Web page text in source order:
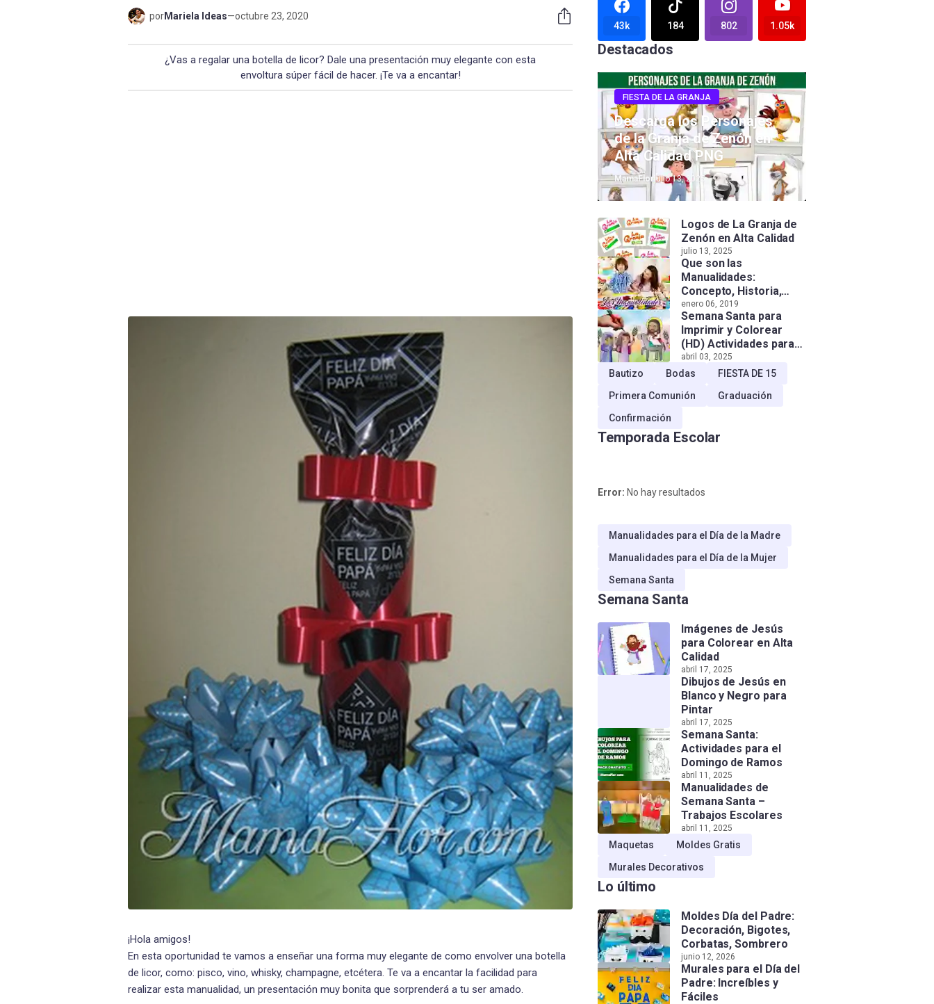
porMariela Ideas—octubre 23, 2020
¿Vas a regalar una botella de licor? Dale una presentación muy elegante con esta
envoltura súper fácil de hacer. ¡Te va a encantar!
¡Hola amigos!
En esta oportunidad te vamos a enseñar una forma muy elegante de como envolver una botella
de licor, como: pisco, vino, whisky, champagne, etcétera. Te va a encantar la facilidad para
realizar esta manualidad, un presentación muy bonita que sorprenderá a tu ser amado.
43k 184 802 1.05k
Destacados
FIESTA DE LA GRANJA
Descarga los Personajes
de la Granja de Zenón en
Alta Calidad PNG
MamaFlorjulio 13, 2025
Logos de La Granja de
Zenón en Alta Calidad
julio 13, 2025
Que son las
Manualidades:
Concepto, Historia,
Tipos e Importancia
enero 06, 2019
Semana Santa para
Imprimir y Colorear
(HD) Actividades para
Niños!
abril 03, 2025
Bautizo Bodas
FIESTA DE 15
Primera Comunión
Graduación
Confirmación
Temporada Escolar
Error: No hay resultados
Manualidades para el Día de la Madre
Manualidades para el Día de la Mujer
Semana Santa
Semana Santa
Imágenes de Jesús
para Colorear en Alta
Calidad
abril 17, 2025
Dibujos de Jesús en
Blanco y Negro para
Pintar
abril 17, 2025
Semana Santa:
Actividades para el
Domingo de Ramos
abril 11, 2025
Manualidades de
Semana Santa –
Trabajos Escolares
abril 11, 2025
Maquetas
Moldes Gratis
Murales Decorativos
Lo último
Moldes Día del Padre:
Decoración, Bigotes,
Corbatas, Sombrero
junio 12, 2026
Murales para el Día del
Padre: Increíbles y
Fáciles